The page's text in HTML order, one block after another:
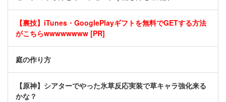
【裏技】iTunes・GooglePlayギフトを無料でGETする方法
がこちらwwwwwwww [PR]
庭の作り方
【原神】シアターでやった氷草反応実装で草キャラ強化来る
かな？